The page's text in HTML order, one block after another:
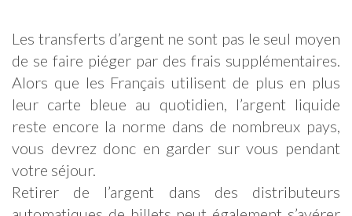
Les transferts d’argent ne sont pas le seul moyen
de se faire piéger par des frais supplémentaires.
Alors que les Français utilisent de plus en plus
leur carte bleue au quotidien, l’argent liquide
reste encore la norme dans de nombreux pays,
vous devrez donc en garder sur vous pendant
votre séjour.
Retirer de l’argent dans des distributeurs